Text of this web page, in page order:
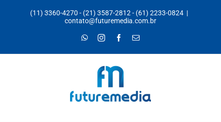
(11) 3360-4270 - (21) 3587-2812- (61) 2233-0824 |
contato@futuremedia.com.br
WhatsAppInstagramFacebook
E-